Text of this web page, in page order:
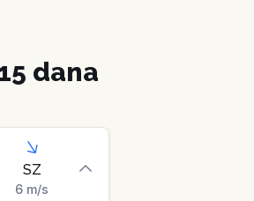
dana
SZ
6 m/s